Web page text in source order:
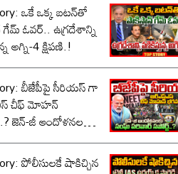
ఒకే ఒక్క బటన్‌తో
ఓవర్.. ఉగ్రదేశాన్ని
అగ్ని-4 క్షిపణి.!
బీజేపీపై సీరియస్ గా
చీఫ్ మోహన్
జెన్-జీ ఆందోళనలకు
సపోర్ట్..?
పోలీసులకే షాకిచ్చిన